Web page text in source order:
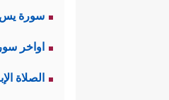
سورة يس
اواخر
الصلاة